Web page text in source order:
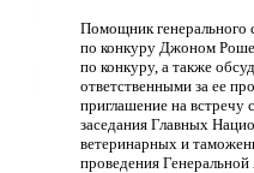
Помощник генерального
по конкуру Джоном
по конкуру, а также
ответственными за ее
приглашение на встречу
заседания Главных
ветеринарных и
проведения